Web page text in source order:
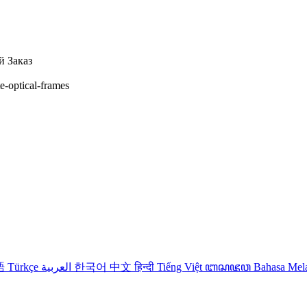
Заказ
optical-frames
Türkçe 한국어 中文हिन्दी Tiếng Việt ꦧꦱꦗꦮ Bahasa